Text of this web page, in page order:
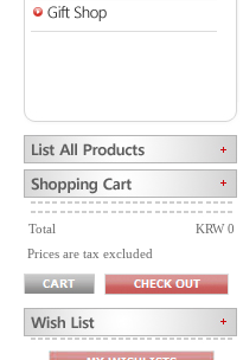
Total
KRW 0
Prices are tax excluded